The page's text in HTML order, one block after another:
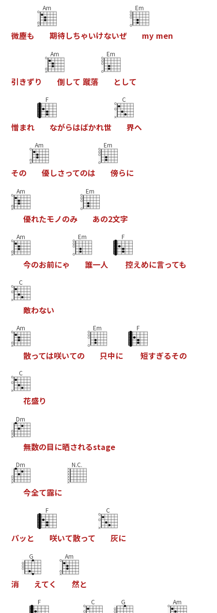
微塵も
Am
期待しちゃいけないぜ
Em
my men
引きずり
Am
倒して 蹴落
Em
と して
憎まれ
F
ながらはばかれ世
C
界へ
その
Am
優しさってのは
Em
傍らに
Am
優れたモノのみ
Em
あの2文字
Am
今のお前にゃ
Em
誰一人
F
控えめに言っても
C
敵わない
Am
散っては咲いての
Em
只中に
F
短すぎるその
C
花盛り
Dm
無数の目に晒されるstage
Dm
今全て露に
N.C.
パッ と
F
咲いて散って
C
灰に
消
G
えてく
Am
然と
F C G Am